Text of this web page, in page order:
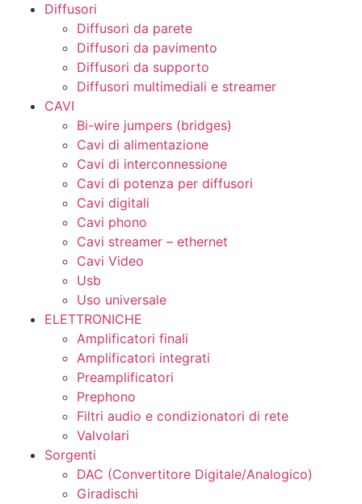
Diffusori
Diffusori da parete
Diffusori da pavimento
Diffusori da supporto
Diffusori multimediali e streamer
CAVI
Bi-wire jumpers (bridges)
Cavi di alimentazione
Cavi di interconnessione
Cavi di potenza per diffusori
Cavi digitali
Cavi phono
Cavi streamer – ethernet
Cavi Video
Usb
Uso universale
ELETTRONICHE
Amplificatori finali
Amplificatori integrati
Preamplificatori
Prephono
Filtri audio e condizionatori di rete
Valvolari
Sorgenti
DAC (Convertitore Digitale/Analogico)
Giradischi